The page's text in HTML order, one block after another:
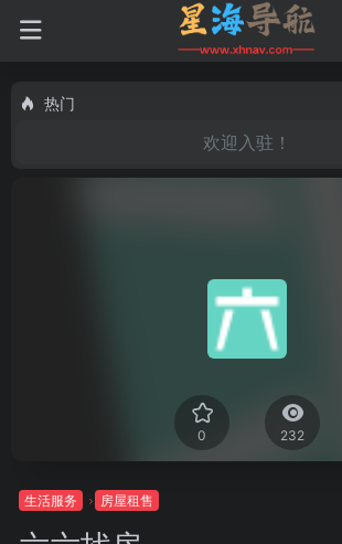
热门
欢迎入驻！
0 232
生活服务 房屋租售